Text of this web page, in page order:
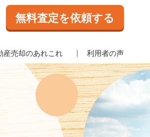
無料査定を依頼する
産売却のあれこれ 利用者の声